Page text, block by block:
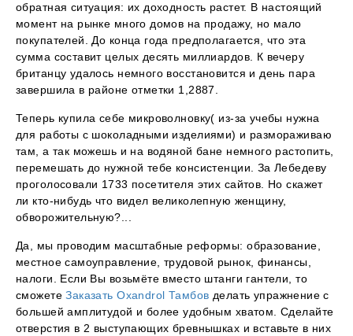
обратная ситуация: их доходность растет. В настоящий
момент на рынке много домов на продажу, но мало
покупателей. До конца года предполагается, что эта
сумма составит целых десять миллиардов. К вечеру
британцу удалось немного восстановится и день пара
завершила в районе отметки 1,2887.
Теперь купила себе микроволновку( из-за учебы нужна
для работы с шоколадными изделиями) и размораживаю
там, а так можешь и на водяной бане немного растопить,
перемешать до нужной тебе консистенции. За Лебедеву
проголосовали 1733 посетителя этих сайтов. Но скажет
ли кто-нибудь что видел великолепную женщину,
обворожительную?...
Да, мы проводим масштабные реформы: образование,
местное самоуправление, трудовой рынок, финансы,
налоги. Если Вы возьмёте вместо штанги гантели, то
сможетеЗаказать Oxandrol Тамбов делать упражнение с
большей амплитудой и более удобным хватом. Сделайте
отверстия в 2 выступающих бревнышках и вставьте в них